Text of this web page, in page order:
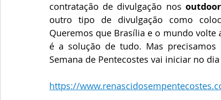
contratação de divulgação nos
outro tipo de divulgação como
Queremos que Brasília e o mundo volte
é a solução de tudo. Mas
Semana de Pentecostes vai iniciar no
https://